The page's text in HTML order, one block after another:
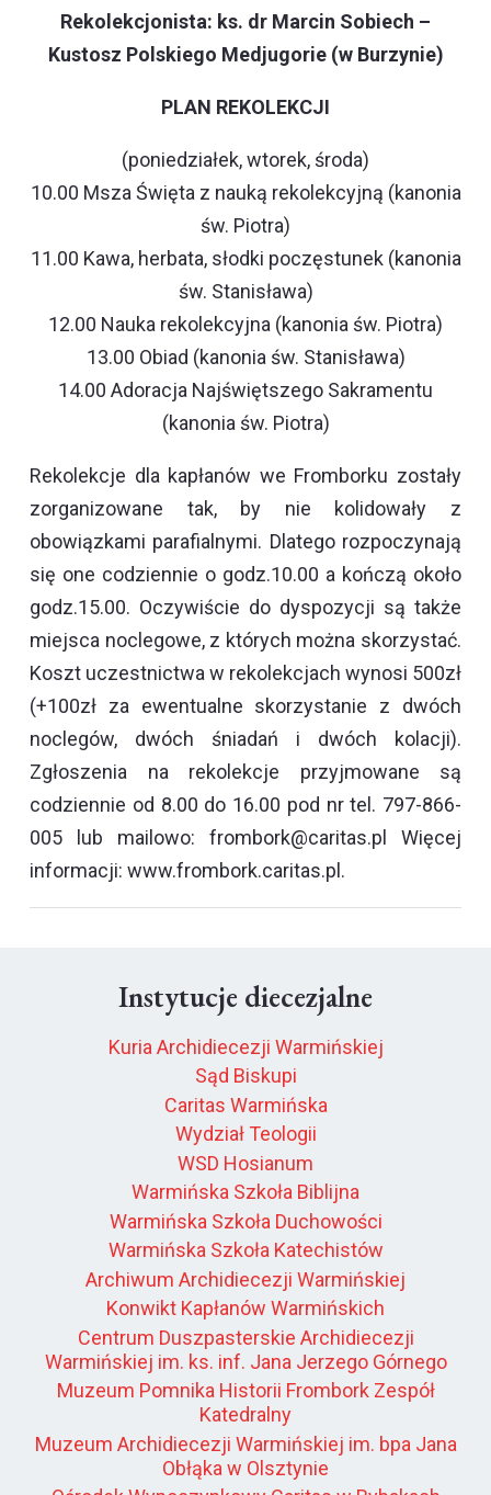
Rekolekcjonista: ks. dr Marcin Sobiech –
Kustosz Polskiego Medjugorie (w Burzynie)
PLAN REKOLEKCJI
(poniedziałek, wtorek, środa)
10.00 Msza Święta z nauką rekolekcyjną (kanonia
św. Piotra)
11.00 Kawa, herbata, słodki poczęstunek (kanonia
św. Stanisława)
12.00 Nauka rekolekcyjna (kanonia św. Piotra)
13.00 Obiad (kanonia św. Stanisława)
14.00 Adoracja Najświętszego Sakramentu
(kanonia św. Piotra)
Rekolekcje dla kapłanów we Fromborku zostały
zorganizowane tak, by nie kolidowały z
obowiązkami parafialnymi. Dlatego rozpoczynają
się one codziennie o godz.10.00 a kończą około
godz.15.00. Oczywiście do dyspozycji są także
miejsca noclegowe, z których można skorzystać.
Koszt uczestnictwa w rekolekcjach wynosi 500zł
(+100zł za ewentualne skorzystanie z dwóch
noclegów, dwóch śniadań i dwóch kolacji).
Zgłoszenia na rekolekcje przyjmowane są
codziennie od 8.00 do 16.00 pod nr tel. 797-866-
005 lub mailowo: frombork@caritas.pl Więcej
informacji: www.frombork.caritas.pl.
Instytucje diecezjalne
Kuria Archidiecezji Warmińskiej
Sąd Biskupi
Caritas Warmińska
Wydział Teologii
WSD Hosianum
Warmińska Szkoła Biblijna
Warmińska Szkoła Duchowości
Warmińska Szkoła Katechistów
Archiwum Archidiecezji Warmińskiej
Konwikt Kapłanów Warmińskich
Centrum Duszpasterskie Archidiecezji
Warmińskiej im. ks. inf. Jana Jerzego Górnego
Muzeum Pomnika Historii Frombork Zespół
Katedralny
Muzeum Archidiecezji Warmińskiej im. bpa Jana
Obłąka w Olsztynie